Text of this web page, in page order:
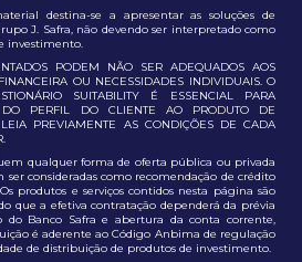
destina-se a apresentar as soluções de
J. Safra, não devendo ser interpretado como
investimento.
PODEM NÃO SER ADEQUADOS AOS
OU NECESSIDADES INDIVIDUAIS. O
SUITABILITY É ESSENCIAL PARA
DO PERFIL DO CLIENTE AO PRODUTO DE
PREVIAMENTE AS CONDIÇÕES DE CADA
qualquer forma de oferta pública ou privada
ser consideradas como recomendação de crédito
produtos e serviços contidos nesta página são
que a efetiva contratação dependerá da prévia
do Banco Safra e abertura da conta corrente,
é aderente ao Código Anbima de regulação
de distribuição de produtos de investimento.